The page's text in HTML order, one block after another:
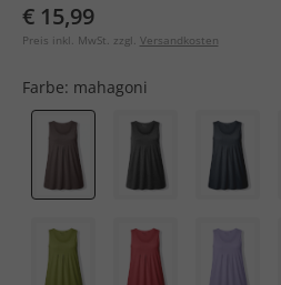
€ 15,99
Preis inkl. MwSt. zzgl. Versandkosten
Farbe: mahagoni